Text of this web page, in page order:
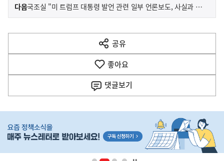
전
다
음
다음기
사
국조실 "미 트럼프 대통령 발언 관련 일부 언론보도, 사실과 달라"
공유
열
기
좋아요
댓글보기
단